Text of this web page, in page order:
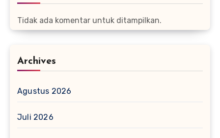
Tidak ada komentar untuk ditampilkan.
Archives
Agustus 2026
Juli 2026